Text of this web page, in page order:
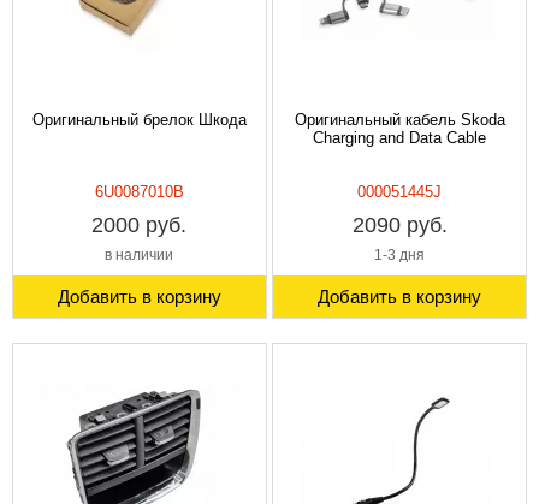
Оригинальный брелок Шкода
6U0087010B
2000 руб.
в наличии
Добавить в корзину
Оригинальный кабель Skoda
Charging and Data Cable
000051445J
2090 руб.
1-3 дня
Добавить в корзину